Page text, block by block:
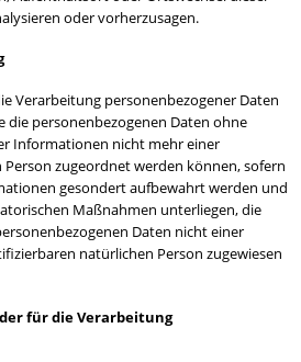
oder vorherzusagen.
Verarbeitung personenbezogener Daten
die personenbezogenen Daten ohne
Informationen nicht mehr einer
zugeordnet werden können, sofern
gesondert aufbewahrt werden und
Maßnahmen unterliegen, die
Daten nicht einer
natürlichen Person zugewiesen
für die Verarbeitung